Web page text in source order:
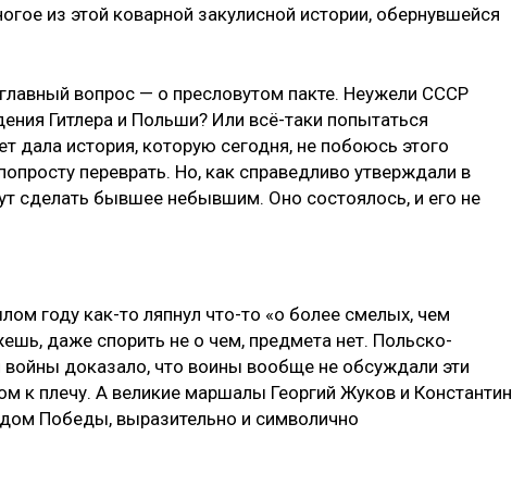
из этой коварной закулисной истории, обернувшейся
вопрос — о пресловутом пакте. Неужели СССР
Гитлера и Польши? Или всё-таки попытаться
дала история, которую сегодня, не побоюсь этого
переврать. Но, как справедливо утверждали в
сделать бывшее небывшим. Оно состоялось, и его не
году как-то ляпнул что-то «о более смелых, чем
даже спорить не о чем, предмета нет. Польско-
войны доказало, что воины вообще не обсуждали эти
к плечу. А великие маршалы Георгий Жуков и Константин
Победы, выразительно и символично